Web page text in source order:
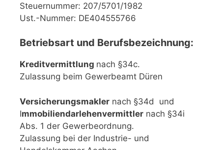
Steuernummer: 207/5701/1982
Ust.-Nummer: DE404555766
Betriebsart und Berufsbezeichnung:
Kreditvermittlung nach §34c.
Zulassung beim Gewerbeamt Düren
Versicherungsmakler nach §34d und
Immobiliendarlehenvermittler nach §34i
Abs. 1 der Gewerbeordnung.
Zulassung bei der Industrie- und